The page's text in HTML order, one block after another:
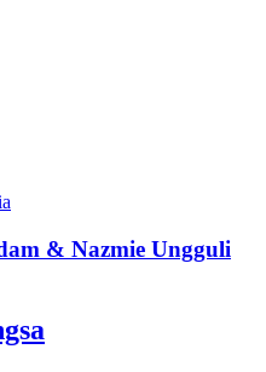
& Nazmie Ungguli